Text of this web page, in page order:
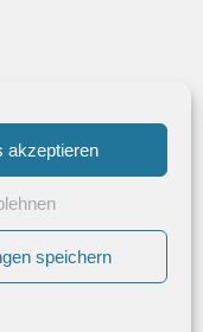
akzeptieren
speichern